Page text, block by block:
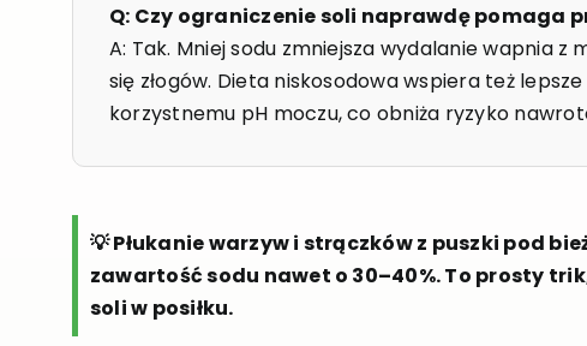
Q: Czy ograniczenie soli naprawdę pomaga
A: Tak. Mniej sodu zmniejsza wydalanie wapnia
się złogów. Dieta niskosodowa wspiera też
korzystnemu pH moczu, co obniża ryzyko
💡 Płukanie warzyw i strączków z puszki pod
zawartość sodu nawet o 30–40%. To prosty
soli w posiłku.